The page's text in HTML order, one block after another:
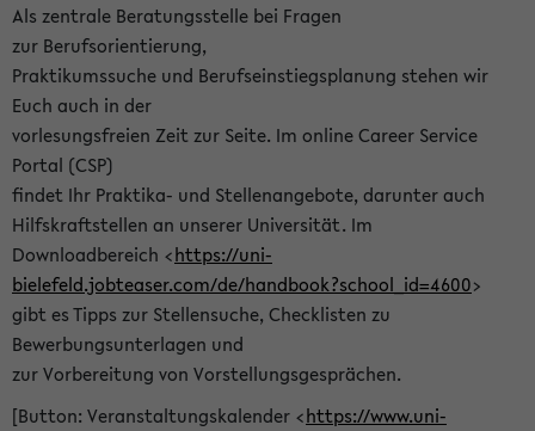
Als zentrale Beratungsstelle bei Fragen
zur Berufsorientierung,
Praktikumssuche und Berufseinstiegsplanung stehen wir
Euch auch in der
vorlesungsfreien Zeit zur Seite. Im online Career Service
Portal (CSP)
findet Ihr Praktika- und Stellenangebote, darunter auch
Hilfskraftstellen an unserer Universität. Im
Downloadbereich <https://uni-
bielefeld.jobteaser.com/de/handbook?school_id=4600>
gibt es Tipps zur Stellensuche, Checklisten zu
Bewerbungsunterlagen und
zur Vorbereitung von Vorstellungsgesprächen.
[Button: Veranstaltungskalender <https://www.uni-